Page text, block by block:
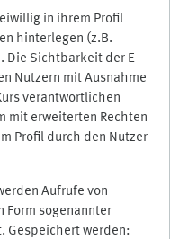
in ihrem Profil
hinterlegen (z.B.
Die Sichtbarkeit der E-
Nutzern mit Ausnahme
verantwortlichen
mit erweiterten Rechten
Profil durch den Nutzer
Aufrufe von
Form sogenannter
Gespeichert werden: